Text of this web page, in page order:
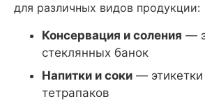
для различных видов продукции:
Консервация и соления —
стеклянных банок
Напитки и соки —
тетрапаков